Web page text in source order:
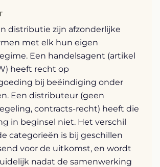
distributie zijn afzonderlijke
met elk hun eigen
Een handelsagent (artikel
heeft recht op
bij beëindiging onder
Een distributeur (geen
contracts-recht) heeft die
in beginsel niet. Het verschil
categorieën is bij geschillen
voor de uitkomst, en wordt
nadat de samenwerking